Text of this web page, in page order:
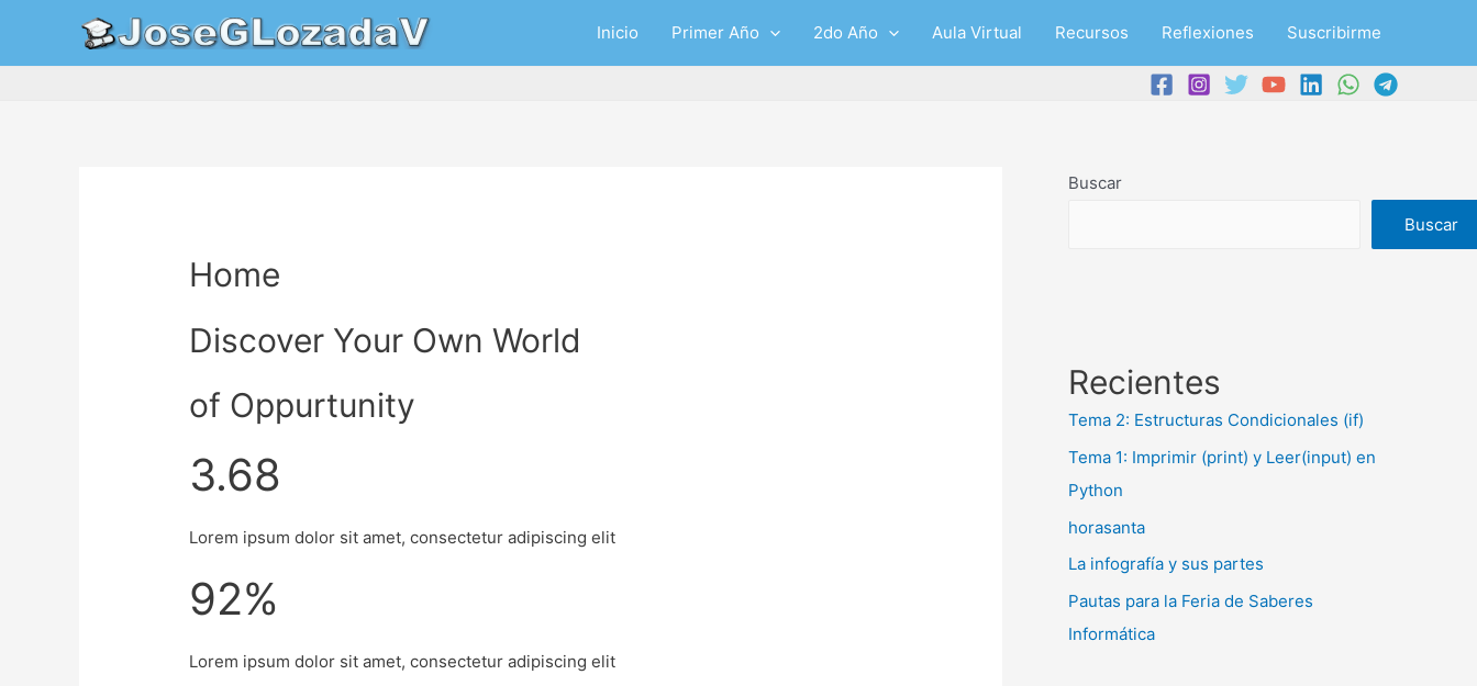
Inicio Primer Año 2do Año Aula Virtual Recursos Reflexiones Suscribirme
Home
Discover Your Own World
of Oppurtunity
3.68
Lorem ipsum dolor sit amet, consectetur adipiscing elit
92%
Lorem ipsum dolor sit amet, consectetur adipiscing elit
Buscar
Buscar
Recientes
Tema 2: Estructuras Condicionales (if)
Tema 1: Imprimir (print) y Leer(input) en
Python
horasanta
La infografía y sus partes
Pautas para la Feria de Saberes
Informática